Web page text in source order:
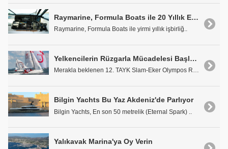
Raymarine, Formula Boats ile 20 Yıllık Ekip Çalışmasını Kutluyor
Raymarine, Formula Boats ile yirmi yıllık işbirliğ..
Yelkencilerin Rüzgarla Mücadelesi Başladı
Merakla beklenen 12. TAYK Slam-Eker Olympos Regatt..
Bilgin Yachts Bu Yaz Akdeniz'de Parlıyor
Bilgin Yachts, En son 50 metrelik (Eternal Spark) ..
Yalıkavak Marina'ya Oy Verin